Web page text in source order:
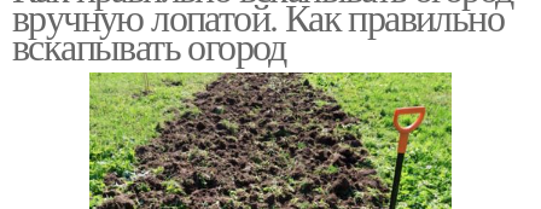
вручную лопатой. Как правильно
вскапывать огород